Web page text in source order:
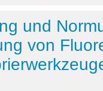
und
von